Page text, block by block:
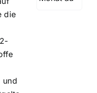
die
und